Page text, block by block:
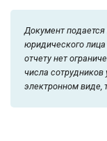
Документ
юридического
отчету нет
числа
электронном виде,